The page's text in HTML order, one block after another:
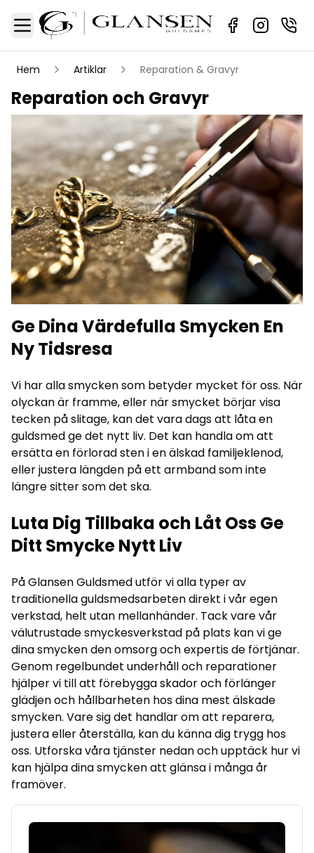
Toggle Menu
Sidebar
Hem Artiklar Reparation & Gravyr
Reparation och Gravyr
Ge Dina Värdefulla Smycken En
Ny Tidsresa
Vi har alla smycken som betyder mycket för oss. När
olyckan är framme, eller när smycket börjar visa
tecken på slitage, kan det vara dags att låta en
guldsmed ge det nytt liv. Det kan handla om att
ersätta en förlorad sten i en älskad familjeklenod,
eller justera längden på ett armband som inte
längre sitter som det ska.
Luta Dig Tillbaka och Låt Oss Ge
Ditt Smycke Nytt Liv
På Glansen Guldsmed utför vi alla typer av
traditionella guldsmedsarbeten direkt i vår egen
verkstad, helt utan mellanhänder. Tack vare vår
välutrustade smyckesverkstad på plats kan vi ge
dina smycken den omsorg och expertis de förtjänar.
Genom regelbundet underhåll och reparationer
hjälper vi till att förebygga skador och förlänger
glädjen och hållbarheten hos dina mest älskade
smycken. Vare sig det handlar om att reparera,
justera eller återställa, kan du känna dig trygg hos
oss. Utforska våra tjänster nedan och upptäck hur vi
kan hjälpa dina smycken att glänsa i många år
framöver.